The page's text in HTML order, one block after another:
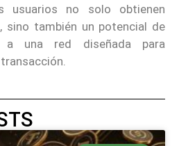
usuarios no solo obtienen
sino también un potencial de
a una red diseñada para